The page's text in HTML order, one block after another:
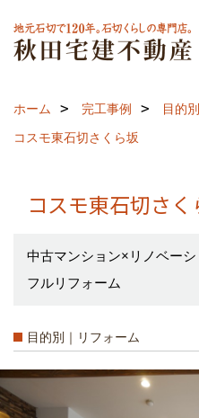
ホーム 完工事例 目的別
コスモ東石切さくら坂
コスモ東石切さく
中古マンション×リノベー
フルリフォーム
目的別｜リフォーム